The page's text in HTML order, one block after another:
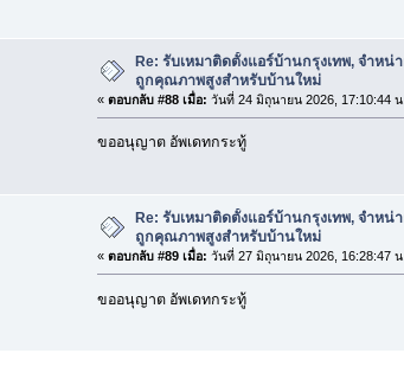
Re: รับเหมาติดตั้งแอร์บ้านกรุงเทพ, จำหน่
ถูกคุณภาพสูงสำหรับบ้านใหม่
« ตอบกลับ #88 เมื่อ: วันที่ 24 มิถุนายน 2026, 17:10:44 น
ขออนุญาต อัพเดทกระทู้
Re: รับเหมาติดตั้งแอร์บ้านกรุงเทพ, จำหน่
ถูกคุณภาพสูงสำหรับบ้านใหม่
« ตอบกลับ #89 เมื่อ: วันที่ 27 มิถุนายน 2026, 16:28:47 น
ขออนุญาต อัพเดทกระทู้